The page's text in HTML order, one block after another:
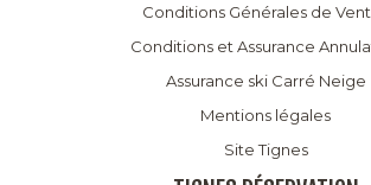
Conditions Générales de
Conditions et Assurance
Assurance ski Carré Neige
Mentions légales
Site Tignes